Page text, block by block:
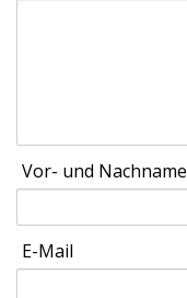
Vor- und Nachname
E-Mail